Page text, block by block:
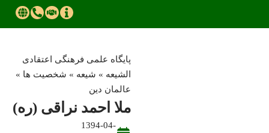
پایگاه علمی فرهنگی اعتقادی
الشیعه » شیعه » شخصیت ها »
عالمان دین
ملا احمد نراقی (ره)
1394-04-